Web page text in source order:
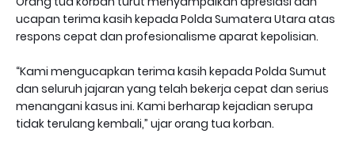
ucapan terima kasih kepada Polda Sumatera Utara atas
respons cepat dan profesionalisme aparat kepolisian.
“Kami mengucapkan terima kasih kepada Polda Sumut
dan seluruh jajaran yang telah bekerja cepat dan serius
menangani kasus ini. Kami berharap kejadian serupa
tidak terulang kembali,” ujar orang tua korban.